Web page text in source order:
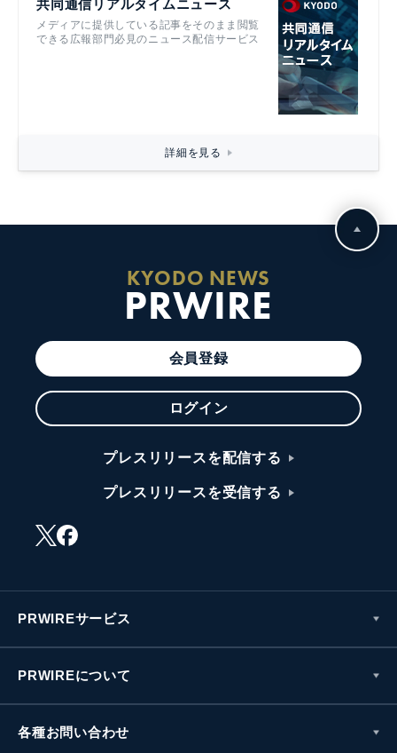
共同通信リアルタイムニュース
メディアに提供している記事をそのまま閲覧
できる広報部門必見のニュース配信サービス
詳細を見る
KYODO NEWS
PRWIRE
会員登録
ログイン
プレスリリースを配信する
プレスリリースを受信する
PRWIREサービス
PRWIREについて
各種お問い合わせ